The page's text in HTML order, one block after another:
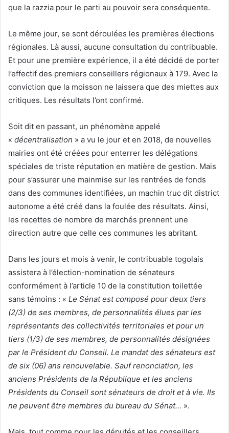
que la razzia pour le parti au pouvoir sera conséquente.
Le même jour, se sont déroulées les premières élections
régionales. Là aussi, aucune consultation du contribuable.
Et pour une première expérience, il a été décidé de porter
l’effectif des premiers conseillers régionaux à 179. Avec la
conviction que la moisson ne laissera que des miettes aux
critiques. Les résultats l’ont confirmé.
Soit dit en passant, un phénomène appelé
« décentralisation » a vu le jour et en 2018, de nouvelles
mairies ont été créées pour enterrer les délégations
spéciales de triste réputation en matière de gestion. Mais
pour s’assurer une mainmise sur les rentrées de fonds
dans des communes identifiées, un machin truc dit district
autonome a été créé dans la foulée des résultats. Ainsi,
les recettes de nombre de marchés prennent une
direction autre que celle ces communes les abritant.
Dans les jours et mois à venir, le contribuable togolais
assistera à l’élection-nomination de sénateurs
conformément à l’article 10 de la constitution toilettée
sans témoins : « Le Sénat est composé pour deux tiers
(2/3) de ses membres, de personnalités élues par les
représentants des collectivités territoriales et pour un
tiers (1/3) de ses membres, de personnalités désignées
par le Président du Conseil. Le mandat des sénateurs est
de six (06) ans renouvelable. Sauf renonciation, les
anciens Présidents de la République et les anciens
Présidents du Conseil sont sénateurs de droit et à vie. Ils
ne peuvent être membres du bureau du Sénat… ».